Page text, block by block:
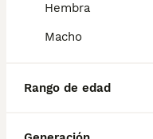
Hembra
Macho
Rango de edad
¿Los
gascuña?